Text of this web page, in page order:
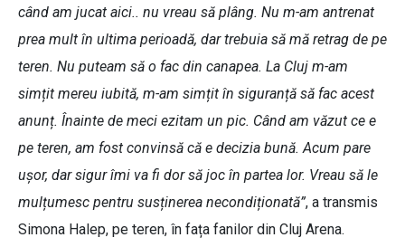
când am jucat aici.. nu vreau să plâng. Nu m-am antrenat
prea mult în ultima perioadă, dar trebuia să mă retrag de pe
teren. Nu puteam să o fac din canapea. La Cluj m-am
simțit mereu iubită, m-am simțit în siguranță să fac acest
anunț. Înainte de meci ezitam un pic. Când am văzut ce e
pe teren, am fost convinsă că e decizia bună. Acum pare
ușor, dar sigur îmi va fi dor să joc în partea lor. Vreau să le
mulțumesc pentru susținerea necondiționată”, a transmis
Simona Halep, pe teren, în fața fanilor din Cluj Arena.